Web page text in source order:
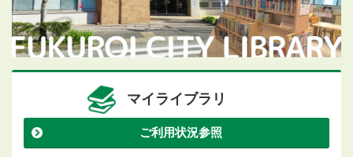
マイライブラリ
ご利用状況参照